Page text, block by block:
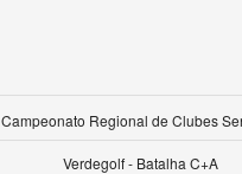
Campeonato Regional de Clubes
Verdegolf - Batalha C+A